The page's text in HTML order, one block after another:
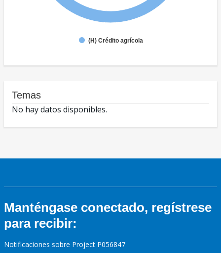
(H) Crédito agrícola
Temas
No hay datos disponibles.
Manténgase conectado, regístrese
para recibir:
Notificaciones sobre Project P056847